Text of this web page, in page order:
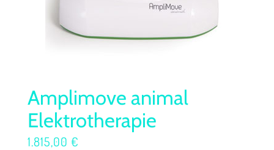
Amplimove animal
Elektrotherapie
1.815,00 €